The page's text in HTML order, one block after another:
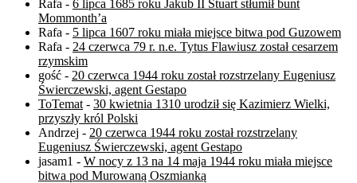
Rafa - 6 lipca 1685 roku Jakub II Stuart stłumił bunt
Mommonth’a
Rafa - 5 lipca 1607 roku miała miejsce bitwa pod Guzowem
Rafa - 24 czerwca 79 r. n.e. Tytus Flawiusz został cesarzem
rzymskim
gość - 20 czerwca 1944 roku został rozstrzelany Eugeniusz
Świerczewski, agent Gestapo
ToTemat - 30 kwietnia 1310 urodził się Kazimierz Wielki,
przyszły król Polski
Andrzej - 20 czerwca 1944 roku został rozstrzelany
Eugeniusz Świerczewski, agent Gestapo
jasam1 - W nocy z 13 na 14 maja 1944 roku miała miejsce
bitwa pod Murowaną Oszmianką